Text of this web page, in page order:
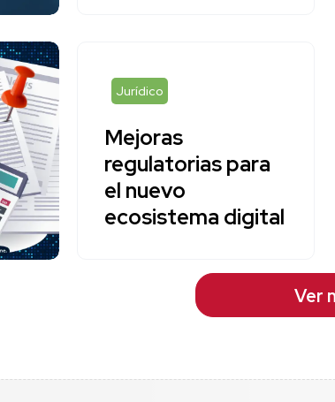
Jurídico
Mejoras
regulatorias para
el nuevo
ecosistema digital
Ver